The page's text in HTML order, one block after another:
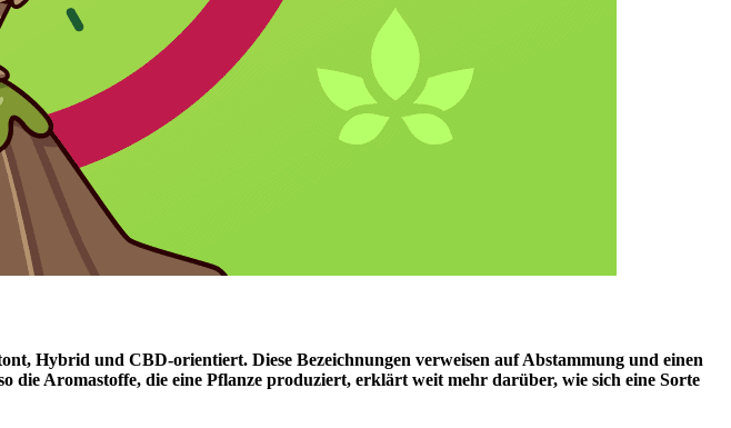
Hybrid und CBD-orientiert. Diese Bezeichnungen verweisen auf Abstammung und einen
die Aromastoffe, die eine Pflanze produziert, erklärt weit mehr darüber, wie sich eine Sorte